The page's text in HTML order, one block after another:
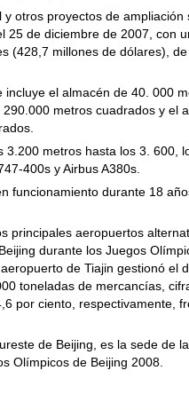
otros proyectos de ampliación
25 de diciembre de 2007, con
(428,7 millones de dólares),
el almacén de 40. 000
metros cuadrados y el
3.200 metros hasta los 3. 600,
400s y Airbus A380s.
funcionamiento durante 18
principales aeropuertos
durante los Juegos
de Tiajin gestionó el
toneladas de mercancías,
por ciento, respectivamente,
de Beijing, es la sede de
Olímpicos de Beijing 2008.